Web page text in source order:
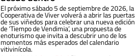
El próximo sábado 5 de septiembre de 2026, la
Cooperativa de Viver volverá a abrir las puertas
de sus viñedos para celebrar una nueva edición
de ‘Tiempo de Vendimia’, una propuesta de
enoturismo que invita a descubrir uno de los
momentos más esperados del calendario
vitivinícola.